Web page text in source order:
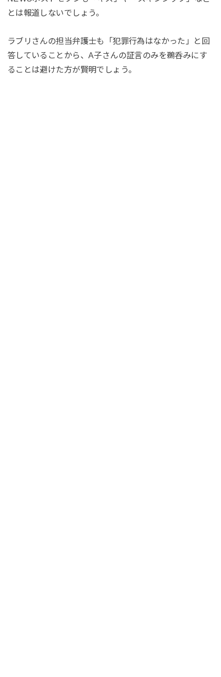
とは報道しないでしょう。
ラブリさんの担当弁護士も「犯罪行為はなかった」と回
答していることから、A子さんの証言のみを鵜呑みにす
ることは避けた方が賢明でしょう。